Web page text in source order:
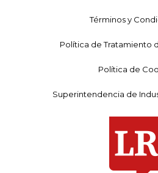
Términos y
Política de Tratamiento
Política de
Superintendencia de